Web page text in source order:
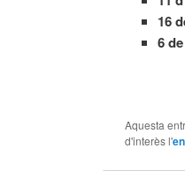
16
6
Aquesta
d'interès l'